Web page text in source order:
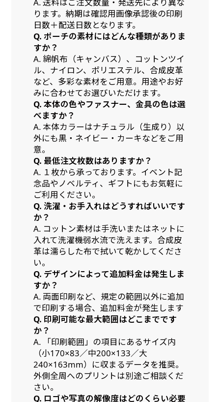
ります。納期は確認用画像承認後の印刷
日数＋配送日数となります。
Q. ポーチの素材にはどんな種類がありま
すか？
A. 綿帆布（キャンバス）、コットンツイ
ル、ナイロン、ポリエステル、合成皮革
など、多彩な素材をご用意。用途やお好
みに合わせてお選びいただけます。
Q. 本体の色やファスナー、金具の色は選
べますか？
A. 本体カラーはナチュラル（生成り）以
外にも黒・ネイビー・カーキなどをご用
意。
Q. 最低注文枚数はありますか？
A. １枚から承っております。イベント記
念品やノベルティ、ギフトにもお気軽に
ご利用ください。
Q. 洗濯・お手入れはどうすればいいです
か？
A. コットン素材は手洗いまたはネットに
入れて洗濯機弱水流で洗えます。合成皮
革は濡らした布で拭いて乾かしてくださ
い。
Q. デザインによって追加料金は発生しま
すか？
A. 両面印刷など、規定の範囲以外に追加
で印刷する場合、追加料金が発生します
Q. 印刷可能な最大範囲はどこまでです
か？
A. 「印刷範囲」の項目にあるサイズ内
（小170×83／中200×133／大
240×163mm）に収まるデータを推奨。
外側全周へのプリントは別途ご相談くだ
さい。
Q. ロゴや写真の解像度はどのくらい必要